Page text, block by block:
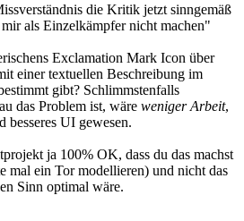
die Kritik jetzt sinngemäß
als Einzelkämpfer nicht machen"
Exclamation Mark Icon über
einer textuellen Beschreibung im
gibt? Schlimmstenfalls
das Problem ist, wäre weniger Arbeit,
besseres UI gewesen.
ja 100% OK, dass du das machst
mal ein Tor modellieren) und nicht das
Sinn optimal wäre.